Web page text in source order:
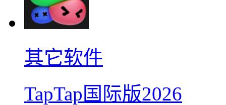
其它软件
TapTap国际版2026